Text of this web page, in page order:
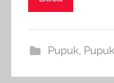
Pupuk,